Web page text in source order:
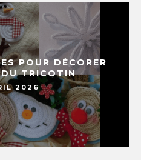
POUR DÉCORER
TRICOTIN
2026